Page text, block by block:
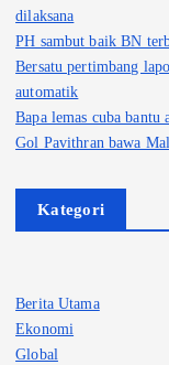
dilaksana
PH sambut baik BN
Bersatu pertimbang
automatik
Bapa lemas cuba
Gol Pavithran bawa
Kategori
Berita Utama
Ekonomi
Global